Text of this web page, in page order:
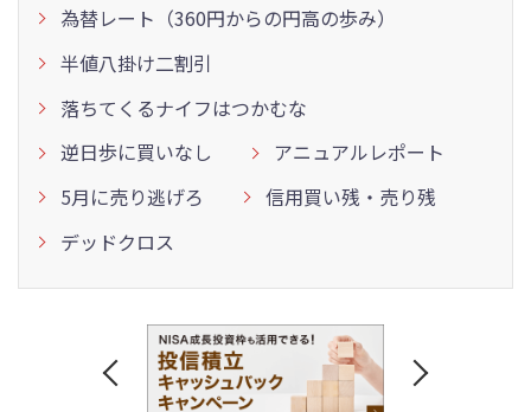
為替レート（360円からの円高の歩み）
半値八掛け二割引
落ちてくるナイフはつかむな
逆日歩に買いなし
アニュアルレポート
5月に売り逃げろ
信用買い残・売り残
デッドクロス